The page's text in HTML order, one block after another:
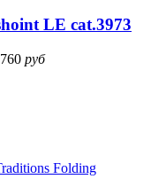
LE cat.3973
руб